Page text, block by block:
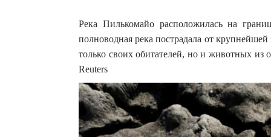
Река Пилькомайо расположилась на
полноводная река пострадала от крупнейшей
только своих обитателей, но и животных
Reuters